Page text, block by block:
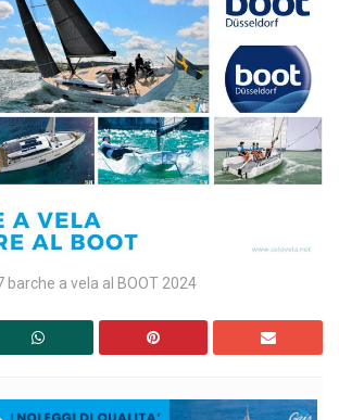
barche a vela al BOOT 2024